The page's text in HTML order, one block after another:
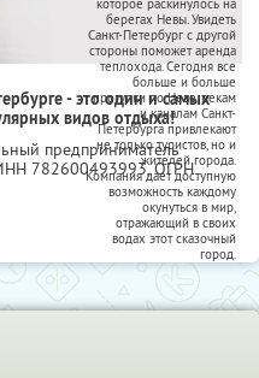
которое раскинулось на
берегах Невы. Увидеть
Санкт-Петербург с другой
стороны поможет аренда
теплохода. Сегодня все
больше и больше
прогулки по Неве, рекам
и каналам Санкт-
Петербурга привлекают
не только туристов, но и
жителей города.
Компания дает доступную
возможность каждому
окунуться в мир,
отражающий в своих
водах этот сказочный
город.
- это один и самых
видов отдыха!
предприниматель
782600493993, ОГРН